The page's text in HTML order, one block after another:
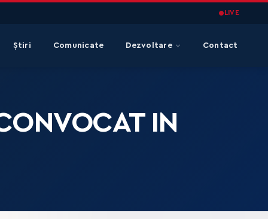
LIVE
Știri Comunicate Dezvoltare Contact
IN